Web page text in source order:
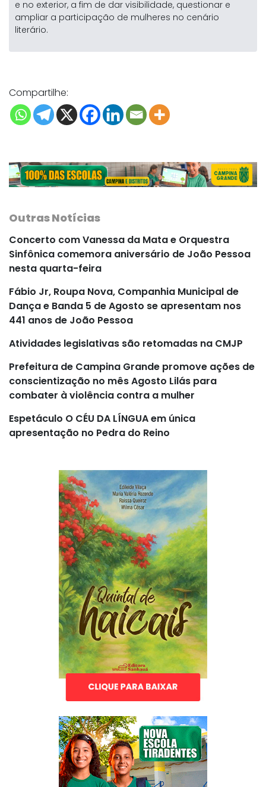
e no exterior, a fim de dar visibilidade, questionar e
ampliar a participação de mulheres no cenário
literário.
Compartilhe:
Outras Notícias
Concerto com Vanessa da Mata e Orquestra
Sinfônica comemora aniversário de João Pessoa
nesta quarta-feira
Fábio Jr, Roupa Nova, Companhia Municipal de
Dança e Banda 5 de Agosto se apresentam nos
441 anos de João Pessoa
Atividades legislativas são retomadas na CMJP
Prefeitura de Campina Grande promove ações de
conscientização no mês Agosto Lilás para
combater à violência contra a mulher
Espetáculo O CÉU DA LÍNGUA em única
apresentação no Pedra do Reino